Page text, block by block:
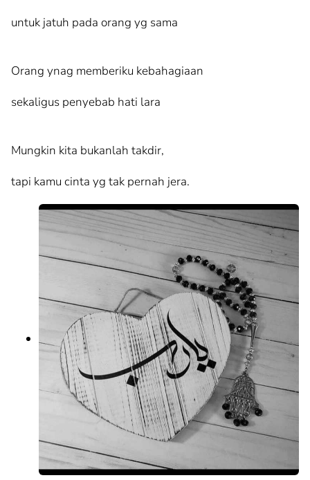
untuk jatuh pada orang yg sama
Orang ynag memberiku kebahagiaan
sekaligus penyebab hati lara
Mungkin kita bukanlah takdir,
tapi kamu cinta yg tak pernah jera.